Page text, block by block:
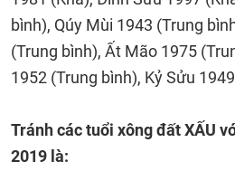
bình), Qúy Mùi 1943 (Trung
(Trung bình), Ất Mão 1975
1952 (Trung bình), Kỷ Sửu
Tránh các tuổi xông đất XẤU
2019 là: